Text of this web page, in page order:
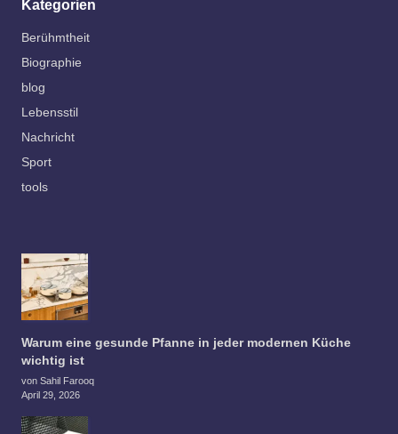
Kategorien
Berühmtheit
Biographie
blog
Lebensstil
Nachricht
Sport
tools
Warum eine gesunde Pfanne in jeder modernen Küche
wichtig ist
von Sahil Farooq
April 29, 2026